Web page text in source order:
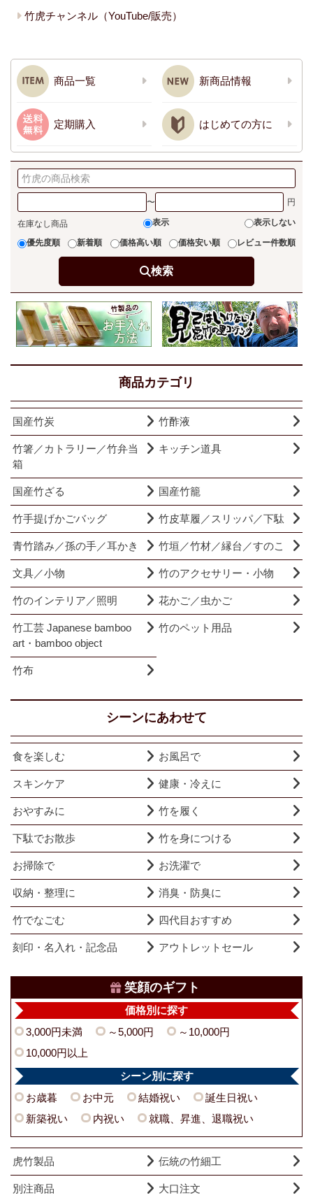
竹虎チャンネル（YouTube/販売）
商品一覧 新商品情報
定期購入 はじめての方に
〜
在庫なし商品 表示 表示しない
優先度順 新着順 価格高い順 価格安い順 レビュー件数順
検索
商品カテゴリ
国産竹炭 竹酢液
竹箸／カトラリー／竹弁当
箱
キッチン道具
国産竹ざる 国産竹籠
竹手提げかごバッグ 竹皮草履／スリッパ／下駄
青竹踏み／孫の手／耳かき 竹垣／竹材／縁台／すのこ
文具／小物 竹のアクセサリー・小物
竹のインテリア／照明 花かご／虫かご
竹工芸 Japanese bamboo
art・bamboo object
竹のペット用品
竹布
シーンにあわせて
食を楽しむ お風呂で
スキンケア 健康・冷えに
おやすみに 竹を履く
下駄でお散歩 竹を身につける
お掃除で お洗濯で
収納・整理に 消臭・防臭に
竹でなごむ 四代目おすすめ
刻印・名入れ・記念品 アウトレットセール
笑顔のギフト
価格別に探す
3,000円未満 ～5,000円
～10,000円
10,000円以上
シーン別に探す
お歳暮 お中元 結婚祝い
誕生日祝い
新築祝い
内祝い 就職、昇進、退職祝い
虎竹製品 伝統の竹細工
別注商品 大口注文